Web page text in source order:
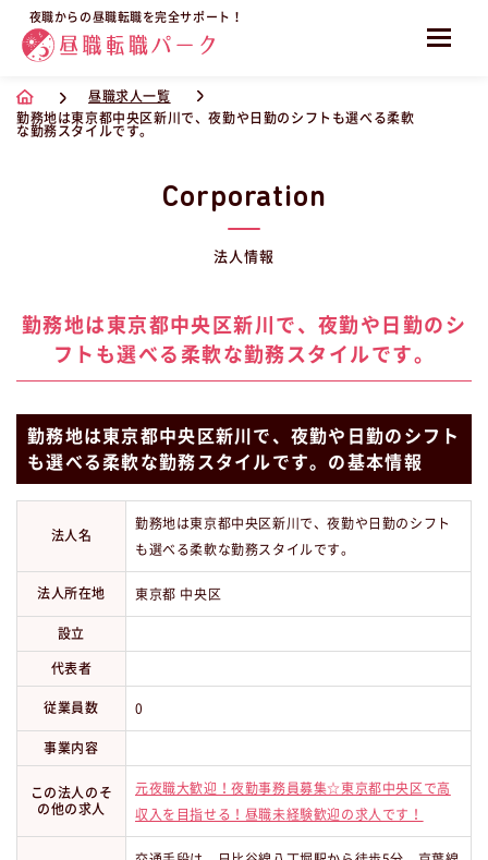
夜職からの昼職転職を完全サポート！
昼職求人一覧
勤務地は東京都中央区新川で、夜勤や日勤のシフトも選べる柔軟
な勤務スタイルです。
Corporation
法人情報
勤務地は東京都中央区新川で、夜勤や日勤のシ
フトも選べる柔軟な勤務スタイルです。
勤務地は東京都中央区新川で、夜勤や日勤のシフト
も選べる柔軟な勤務スタイルです。の基本情報
法人名
勤務地は東京都中央区新川で、夜勤や日勤のシフト
も選べる柔軟な勤務スタイルです。
法人所在地 東京都 中央区
設立
代表者
従業員数 0
事業内容
この法人のそ
の他の求人
元夜職大歓迎！夜勤事務員募集☆東京都中央区で高
収入を目指せる！昼職未経験歓迎の求人です！